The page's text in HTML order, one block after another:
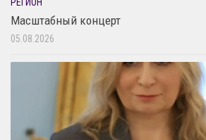
РЕГИОН
Масштабный концерт
05.08.2026